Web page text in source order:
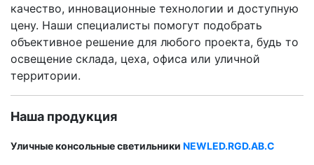
качество, инновационные технологии и доступную
цену. Наши специалисты помогут подобрать
объективное решение для любого проекта, будь то
освещение склада, цеха, офиса или уличной
территории.
Наша продукция
Уличные консольные светильники NEWLED.RGD.AB.C